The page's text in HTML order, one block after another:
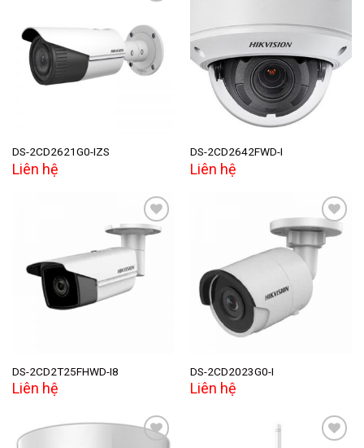
Add to
wishlist
DS-2CD2621G0-IZS
Liên hệ
Add to
wishlist
DS-2CD2642FWD-I
Liên hệ
Add to
wishlist
DS-2CD2T25FHWD-I8
Liên hệ
wishlist
DS-2CD2023G0-I
Liên hệ